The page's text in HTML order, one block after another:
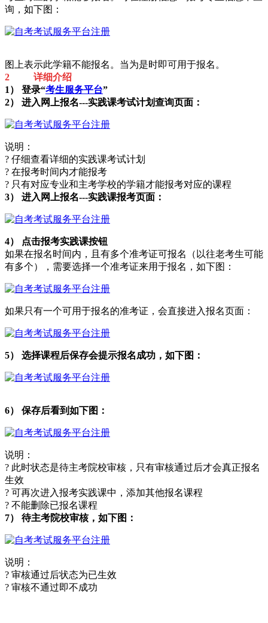
询，如下图：
图上表示此学籍不能报名。当为是时即可用于报名。
2 详细介绍
1） 登录“考生服务平台”
2） 进入网上报名---实践课考试计划查询页面：
说明：
? 仔细查看详细的实践课考试计划
? 在报考时间内才能报考
? 只有对应专业和主考学校的学籍才能报考对应的课程
3） 进入网上报名---实践课报考页面：
4） 点击报考实践课按钮
如果在报名时间内，且有多个准考证可报名（以往老考生可能
有多个），需要选择一个准考证来用于报名，如下图：
如果只有一个可用于报名的准考证，会直接进入报名页面：
5） 选择课程后保存会提示报名成功，如下图：
6） 保存后看到如下图：
说明：
? 此时状态是待主考院校审核，只有审核通过后才会真正报名
生效
? 可再次进入报考实践课中，添加其他报名课程
? 不能删除已报名课程
7） 待主考院校审核，如下图：
说明：
? 审核通过后状态为已生效
? 审核不通过即不成功